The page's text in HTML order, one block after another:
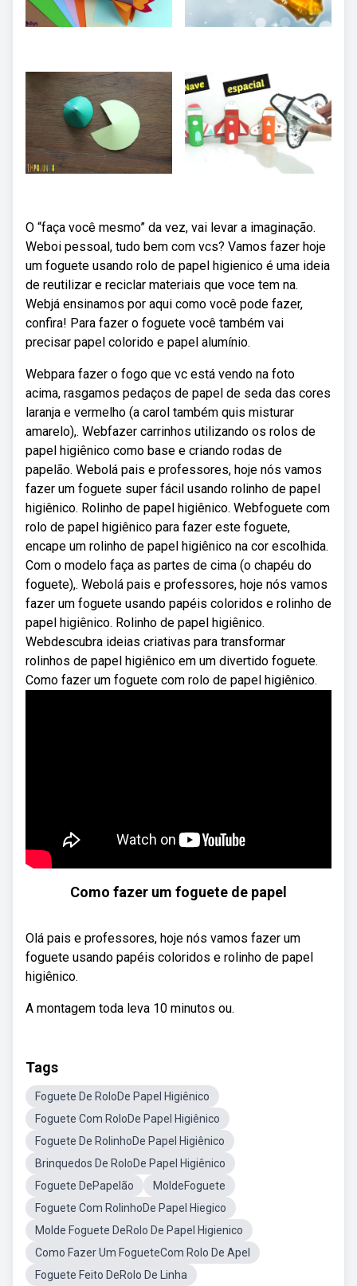
O “faça você mesmo” da vez, vai levar a imaginação.
Weboi pessoal, tudo bem com vcs? Vamos fazer hoje
um foguete usando rolo de papel higienico é uma ideia
de reutilizar e reciclar materiais que voce tem na.
Webjá ensinamos por aqui como você pode fazer,
confira! Para fazer o foguete você também vai
precisar papel colorido e papel alumínio.
Webpara fazer o fogo que vc está vendo na foto
acima, rasgamos pedaços de papel de seda das cores
laranja e vermelho (a carol também quis misturar
amarelo),. Webfazer carrinhos utilizando os rolos de
papel higiênico como base e criando rodas de
papelão. Webolá pais e professores, hoje nós vamos
fazer um foguete super fácil usando rolinho de papel
higiênico. Rolinho de papel higiênico. Webfoguete com
rolo de papel higiênico para fazer este foguete,
encape um rolinho de papel higiênico na cor escolhida.
Com o modelo faça as partes de cima (o chapéu do
foguete),. Webolá pais e professores, hoje nós vamos
fazer um foguete usando papéis coloridos e rolinho de
papel higiênico. Rolinho de papel higiênico.
Webdescubra ideias criativas para transformar
rolinhos de papel higiênico em um divertido foguete.
Como fazer um foguete com rolo de papel higiênico.
Como fazer um foguete de papel
Olá pais e professores, hoje nós vamos fazer um
foguete usando papéis coloridos e rolinho de papel
higiênico.
A montagem toda leva 10 minutos ou.
Tags
Foguete De RoloDe Papel Higiênico
Foguete Com RoloDe Papel Higiênico
Foguete De RolinhoDe Papel Higiênico
Brinquedos De RoloDe Papel Higiênico
Foguete DePapelão
MoldeFoguete
Foguete Com RolinhoDe Papel Hiegico
Molde Foguete DeRolo De Papel Higienico
Como Fazer Um FogueteCom Rolo De Apel
Foguete Feito DeRolo De Linha